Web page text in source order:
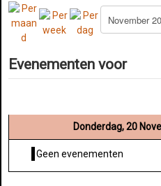
Evenementen voor
Donderdag, 20
Geen evenementen